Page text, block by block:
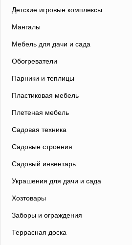
Детские игровые комплексы
Мангалы
Мебель для дачи и сада
Обогреватели
Парники и теплицы
Пластиковая мебель
Плетеная мебель
Садовая техника
Садовые строения
Садовый инвентарь
Украшения для дачи и сада
Хозтовары
Заборы и ограждения
Террасная доска